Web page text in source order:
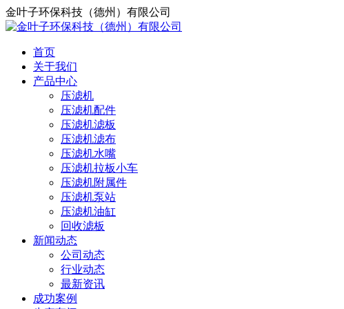
金叶子环保科技（德州）有限公司
首页
关于我们
产品中心
压滤机
压滤机配件
压滤机滤板
压滤机滤布
压滤机水嘴
压滤机拉板小车
压滤机附属件
压滤机泵站
压滤机油缸
回收滤板
新闻动态
公司动态
行业动态
最新资讯
成功案例